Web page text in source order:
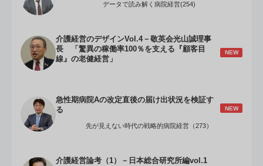
データで読み解く病院経営(254)
介護経営のデザインVol.4－敬英会光山誠理事
長 「驚異の稼働率100％を支える『顧客目
線』の老健経営」
NEW
急性期病院Aの改定直後の届け出状況を検証す
る
NEW
先が見えない時代の戦略的病院経営（273）
介護経営論考（1）－日本総合研究所編vol.1